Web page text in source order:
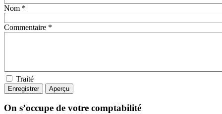
Nom *
Commentaire *
Traité
On s’occupe de votre comptabilité